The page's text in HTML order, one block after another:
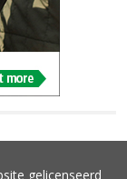
gelicenseerd